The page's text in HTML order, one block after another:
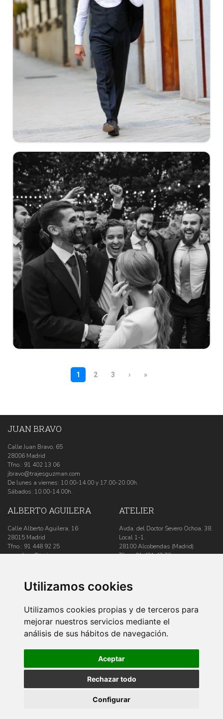
Utilizamos cookies
Utilizamos cookies propias y de terceros para
mejorar nuestros servicios mediante el
análisis de sus hábitos de navegación.
Aceptar
Rechazar todo
Configurar
JUAN BRAVO
Calle Juan Bravo, 65
28006 Madrid
Tfno.: 91 402 13 06
jbravo@trajesguzman.com
De lunes a viernes: 10.00-14.00 y 17.00-20.00h.
Sábados: 10.00-14.00h.
ALBERTO AGUILERA
Calle Alberto Aguilera, 16
28015 Madrid
Tfno.: 91 448 92 25
aaguilera@trajesguzman.com
Sábados: 10.00-14.00h.
ATELIER
Avda. del Doctor Severo Ochoa, 38.
Local 1-1.
28100 Alcobendas (Madrid)
Tfno.:91 431 47 73
SÍGUENOS
Copyright © Trajes Guzmán